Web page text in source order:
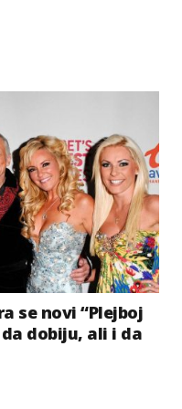
se novi “Plejboj
dobiju, ali i da